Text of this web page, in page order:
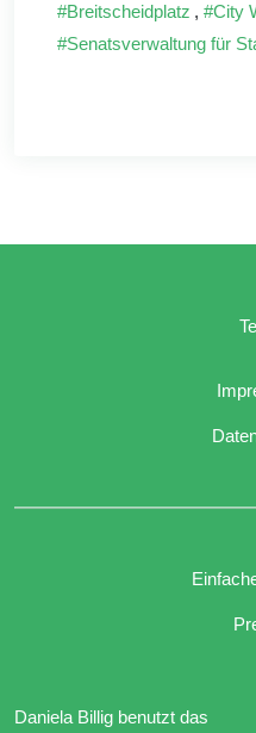
Breitscheidplatz , City
Senatsverwaltung für
Daniela Billig benutzt das